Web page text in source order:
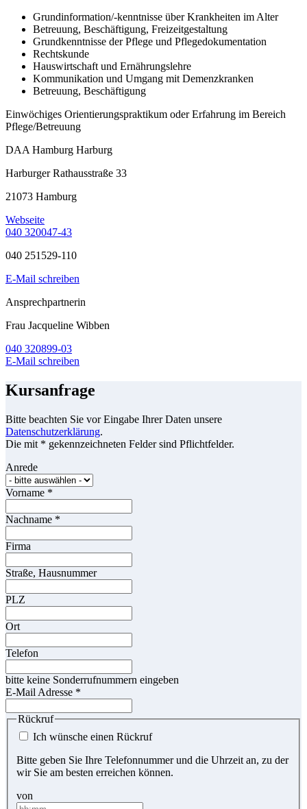
Grundinformation/-kenntnisse über Krankheiten im Alter
Betreuung, Beschäftigung, Freizeitgestaltung
Grundkenntnisse der Pflege und Pflegedokumentation
Rechtskunde
Hauswirtschaft und Ernährungslehre
Kommunikation und Umgang mit Demenzkranken
Betreuung, Beschäftigung
Einwöchiges Orientierungspraktikum oder Erfahrung im Bereich
Pflege/Betreuung
DAA Hamburg Harburg
Harburger Rathausstraße 33
21073 Hamburg
Webseite
040 320047-43
040 251529-110
E-Mail schreiben
Ansprechpartnerin
Frau Jacqueline Wibben
040 320899-03
E-Mail schreiben
Kursanfrage
Bitte beachten Sie vor Eingabe Ihrer Daten unsere
Datenschutzerklärung.
Die mit * gekennzeichneten Felder sind Pflichtfelder.
Anrede
Vorname *
Nachname *
Firma
Straße, Hausnummer
PLZ
Ort
Telefon
bitte keine Sonderrufnummern eingeben
E-Mail Adresse *
Rückruf
Ich wünsche einen Rückruf
Bitte geben Sie Ihre Telefonnummer und die Uhrzeit an, zu der
wir Sie am besten erreichen können.
von